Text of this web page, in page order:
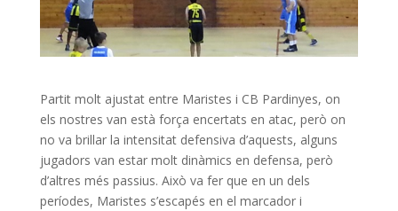
Partit molt ajustat entre Maristes i CB Pardinyes, on
els nostres van està força encertats en atac, però on
no va brillar la intensitat defensiva d’aquests, alguns
jugadors van estar molt dinàmics en defensa, però
d’altres més passius. Això va fer que en un dels
períodes, Maristes s’escapés en el marcador i